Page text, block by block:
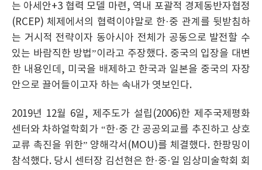
는 아세안+3 협력 모델 마련, 역내 포괄적 경제동반자협정
(RCEP) 체제에서의 협력이야말로 한·중 관계를 뒷받침하
는 거시적 전략이자 동아시아 전체가 공동으로 발전할 수
있는 바람직한 방법”이라고 주장했다. 중국의 입장을 대변
한 내용인데, 미국을 배제하고 한국과 일본을 중국의 자장
안으로 끌어들이고자 하는 속내가 엿보인다.
2019년 12월 6일, 제주도가 설립(2006)한 제주국제평화
센터와 차하얼학회가 “한·중 간 공공외교를 추진하고 상호
교류 촉진을 위한” 양해각서(MOU)를 체결했다. 한팡밍이
참석했다. 당시 센터장 김선현은 한·중·일 임상미술학회 회